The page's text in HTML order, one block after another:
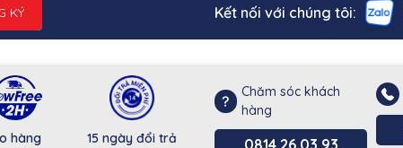
KÝ Kết nối với chúng tôi:
hàng
15 ngày đổi trả
Chăm sóc khách
hàng